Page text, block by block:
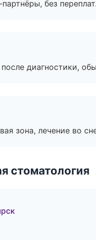
без переплат.
диагностики,
зона, лечение во
стоматология